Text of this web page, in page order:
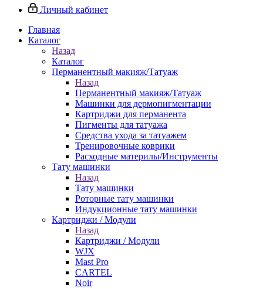
Личный кабинет
Главная
Каталог
Назад
Каталог
Перманентный макияж/Татуаж
Назад
Перманентный макияж/Татуаж
Машинки для дермопигментации
Картриджи для перманента
Пигменты для татуажа
Средства ухода за татуажем
Тренировочные коврики
Расходные материлы/Инструменты
Тату машинки
Назад
Тату машинки
Роторные тату машинки
Индукционные тату машинки
Картриджи / Модули
Назад
Картриджи / Модули
WJX
Mast Pro
CARTEL
Noir